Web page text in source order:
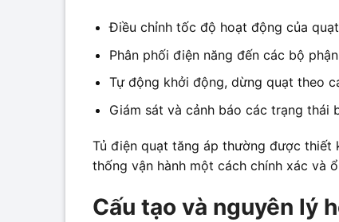
Điều chỉnh tốc độ hoạt động của
Phân phối điện năng đến các bộ
Tự động khởi động, dừng quạt theo
Giám sát và cảnh báo các trạng thái
Tủ điện quạt tăng áp thường được thiết
thống vận hành một cách chính xác và
Cấu tạo và nguyên lý